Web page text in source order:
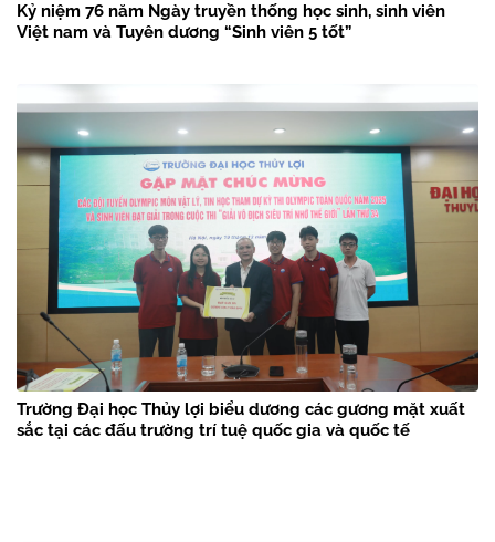
Kỷ niệm 76 năm Ngày truyền thống học sinh, sinh viên
Việt nam và Tuyên dương “Sinh viên 5 tốt”
Trường Đại học Thủy lợi biểu dương các gương mặt xuất
sắc tại các đấu trường trí tuệ quốc gia và quốc tế